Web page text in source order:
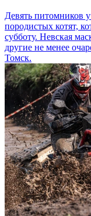
Девять питомников
породистых котят,
субботу. Невская
другие не менее
Томск.